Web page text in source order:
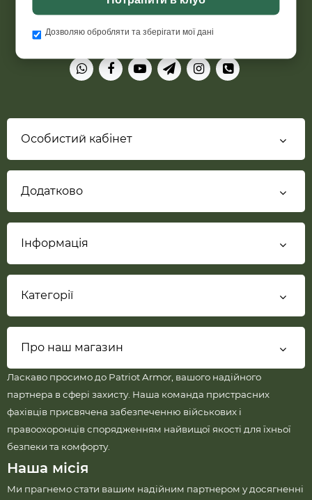
Дозволяю обробляти та зберігати мої дані
+38 (066) 298 76 92
patriot.armor.com.ua@gmail.com
Особистий кабінет
Додатково
Інформація
Категорії
Про наш магазин
Ласкаво просимо до Patriot Armor, вашого надійного
партнера в сфері захисту. Наша команда пристрасних
фахівців присвячена забезпеченню військових і
правоохоронців спорядженням найвищої якості для їхньої
безпеки та комфорту.
Наша місія
Ми прагнемо стати вашим надійним партнером у досягненні